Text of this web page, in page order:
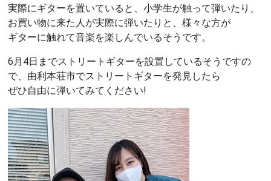
実際にギターを置いていると、小学生が触って弾いたり、
お買い物に来た人が実際に弾いたりと、様々な方が
ギターに触れて音楽を楽しんでいるそうです。
6月4日までストリートギターを設置しているそうですの
で、由利本荘市でストリートギターを発見したら
ぜひ自由に弾いてみてください!